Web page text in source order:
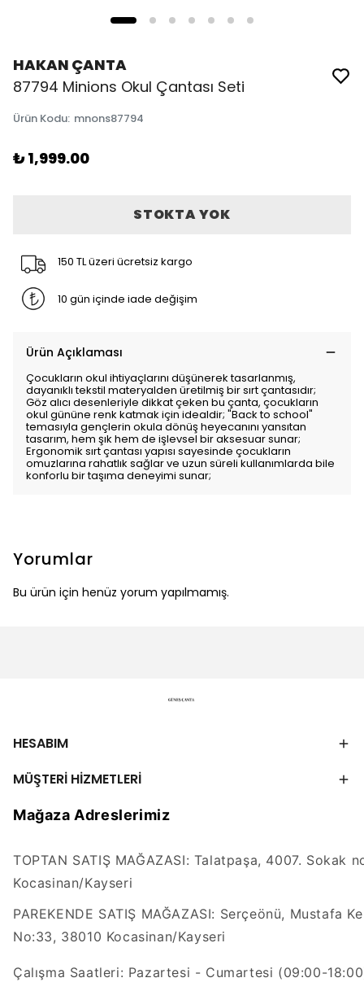
HAKAN ÇANTA
87794 Minions Okul Çantası Seti
Ürün Kodu: mnons87794
₺ 1,999.00
STOKTA YOK
150 TL üzeri ücretsiz kargo
10 gün içinde iade değişim
Ürün Açıklaması
Çocukların okul ihtiyaçlarını düşünerek tasarlanmış,
dayanıklı tekstil materyalden üretilmiş bir sırt çantasıdır;
Göz alıcı desenleriyle dikkat çeken bu çanta, çocukların
okul gününe renk katmak için idealdir; "Back to school"
temasıyla gençlerin okula dönüş heyecanını yansıtan
tasarım, hem şık hem de işlevsel bir aksesuar sunar;
Ergonomik sırt çantası yapısı sayesinde çocukların
omuzlarına rahatlık sağlar ve uzun süreli kullanımlarda bile
konforlu bir taşıma deneyimi sunar;
Yorumlar
Bu ürün için henüz yorum yapılmamış.
HESABIM
MÜŞTERİ HİZMETLERİ
Mağaza Adreslerimiz
TOPTAN SATIŞ MAĞAZASI: Talatpaşa, 4007. Sokak
Kocasinan/Kayseri
PAREKENDE SATIŞ MAĞAZASI: Serçeönü, Mustafa
No:33, 38010 Kocasinan/Kayseri
Çalışma Saatleri: Pazartesi - Cumartesi (09:00-